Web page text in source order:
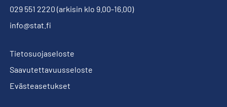
029 551 2220 (arkisin klo 9.00-16.00)
info@stat.fi
Tietosuojaseloste
Saavutettavuusseloste
Evästeasetukset